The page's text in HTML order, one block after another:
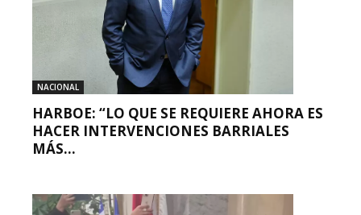
NACIONAL
HARBOE: “LO QUE SE REQUIERE AHORA ES
HACER INTERVENCIONES BARRIALES
MÁS...